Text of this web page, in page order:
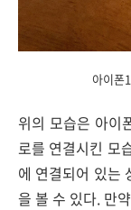
아이폰
위의 모습은 아이
로를 연결시킨 모
에 연결되어 있는
을 볼 수 있다. 만